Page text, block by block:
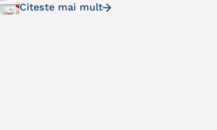
Citeste mai mult